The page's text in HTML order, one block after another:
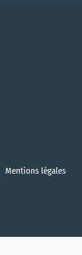
Mentions légales